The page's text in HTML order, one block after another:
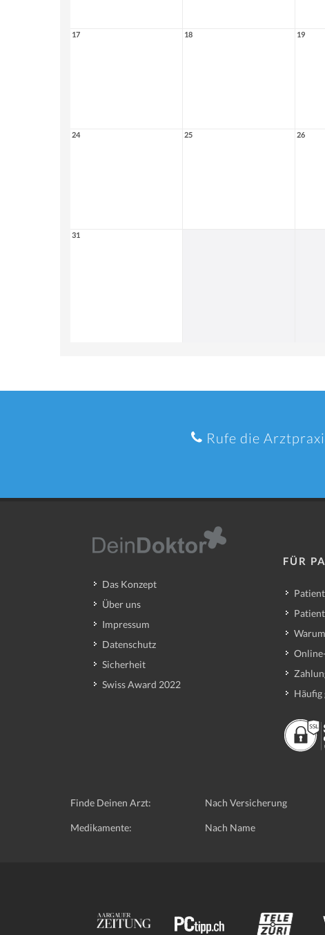
17 18 19
24 25 26
31
Rufe die
Das Konzept
Über uns
Impressum
Datenschutz
Sicherheit
Swiss Award 2022
FÜR
Häufig
Finde Deinen Arzt: Nach Versicherung
Medikamente: Nach Name